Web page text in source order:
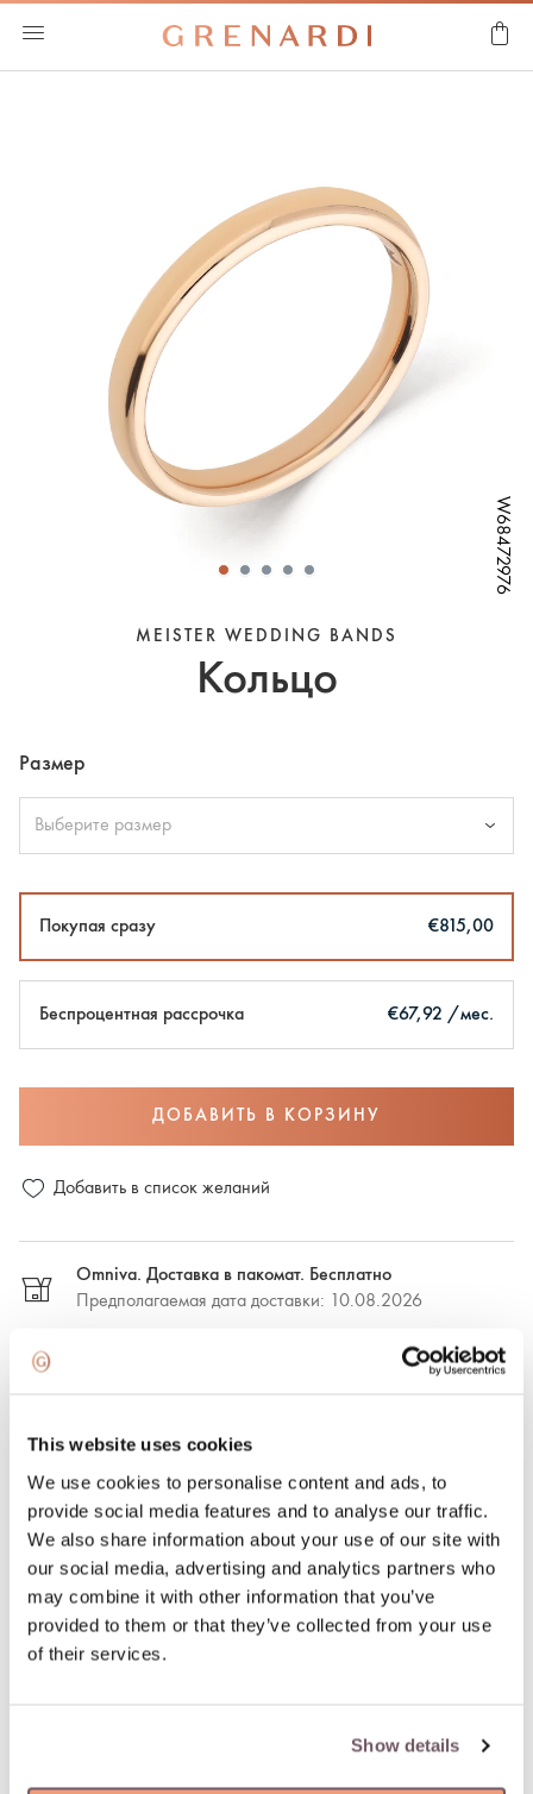
This website uses cookies
We use cookies to personalise content and ads, to
provide social media features and to analyse our traffic.
We also share information about your use of our site with
our social media, advertising and analytics partners who
may combine it with other information that you’ve
provided to them or that they’ve collected from your use
of their services.
Show details
W68472976
W68472976
W68472976
W68472976
W68472976
W68472976
W68472976
MEISTER WEDDING BANDS
Кольцо
Размер
Выберите размер
Покупая сразу €815,00
Беспроцентная рассрочка €67,92 /мес.
ДОБАВИТЬ В КОРЗИНУ
Добавить в список желаний
Omniva. Доставка в пакомат. Бесплатно
Предполагаемая дата доставки: 10.08.2026
Предполагаемая дата доставки: 10.08.2026
Экспресс-доставка в Риге и Рижском районе в течение
дня. Ближайшая дата доставки: 06.08.2026